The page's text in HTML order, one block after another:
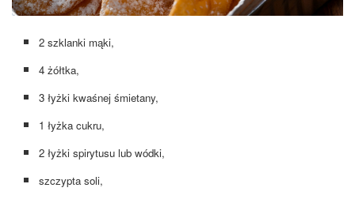
2 szklanki mąki,
4 żółtka,
3 łyżki kwaśnej śmietany,
1 łyżka cukru,
2 łyżki spirytusu lub wódki,
szczypta soli,